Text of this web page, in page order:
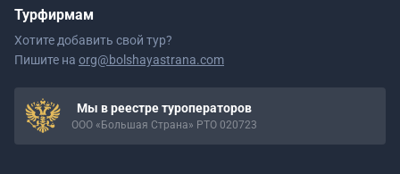
Турфирмам
Хотите добавить свой тур?
Пишите на org@bolshayastrana.com
Мы в реестре туроператоров
ООО «Большая Страна» РТО 020723